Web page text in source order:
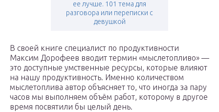
ее лучше. 101 тема для
разговора или переписки с
девушкой
В своей книге специалист по продуктивности
Максим Дорофеев вводит термин «мыслетопливо» —
это доступные умственные ресурсы, которые влияют
на нашу продуктивность. Именно количеством
мыслетоплива автор объясняет то, что иногда за пару
часов мы выполняем объём работ, которому в другое
время посвятили бы целый день.